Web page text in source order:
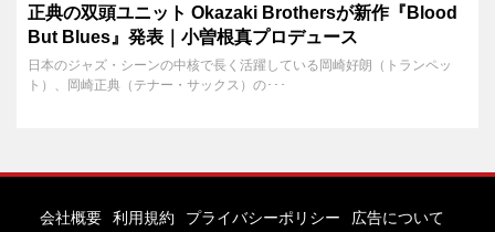
正典の双頭ユニット Okazaki Brothersが新作『Blood
But Blues』発表｜小曽根真プロデュース
日本のジャズ・シーンの中核で長く活躍している岡崎好朗（トランペッ
ト）、岡崎正典（テナー・サックス）の･･･
会社概要 利用規約 プライバシーポリシー
広告について